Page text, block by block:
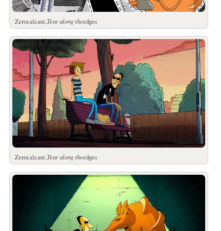
Zerocalcare,Tear along theedges
Zerocalcare,Tear along theedges